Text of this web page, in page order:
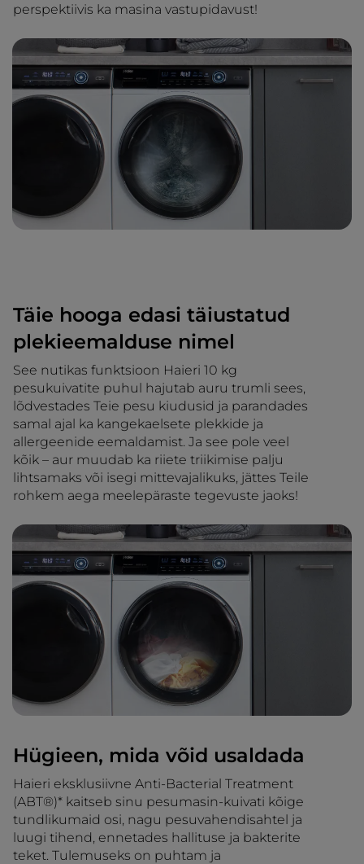
perspektiivis ka masina vastupidavust!
Täie hooga edasi täiustatud
plekieemalduse nimel
See nutikas funktsioon Haieri 10 kg
pesukuivatite puhul hajutab auru trumli sees,
lõdvestades Teie pesu kiudusid ja parandades
samal ajal ka kangekaelsete plekkide ja
allergeenide eemaldamist. Ja see pole veel
kõik – aur muudab ka riiete triikimise palju
lihtsamaks või isegi mittevajalikuks, jättes Teile
rohkem aega meelepäraste tegevuste jaoks!
Hügieen, mida võid usaldada
Haieri eksklusiivne Anti-Bacterial Treatment
(ABT®)* kaitseb sinu pesumasin-kuivati kõige
tundlikumaid osi, nagu pesuvahendisahtel ja
luugi tihend, ennetades hallituse ja bakterite
teket. Tulemuseks on puhtam ja